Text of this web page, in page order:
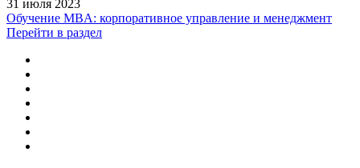
31 июля 2023
Обучение MBA: корпоративное управление и менеджмент
Перейти в раздел